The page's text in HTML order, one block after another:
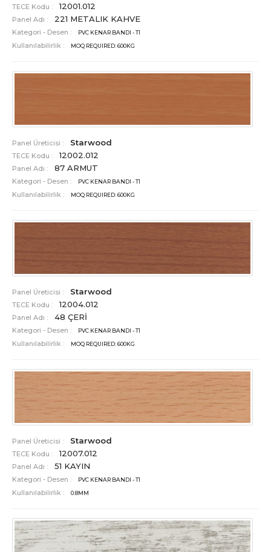
TECE Kodu : 12001.012
Panel Adı : 221 METALIK KAHVE
Kategori - Desen : PVC KENAR BANDI - T1
Kullanılabilirlik : MOQ REQUIRED: 600KG
Panel Üreticisi : Starwood
TECE Kodu : 12002.012
Panel Adı : 87 ARMUT
Kategori - Desen : PVC KENAR BANDI - T1
Kullanılabilirlik : MOQ REQUIRED: 600KG
Panel Üreticisi : Starwood
TECE Kodu : 12004.012
Panel Adı : 48 ÇERİ
Kategori - Desen : PVC KENAR BANDI - T1
Kullanılabilirlik : MOQ REQUIRED: 600KG
Panel Üreticisi : Starwood
TECE Kodu : 12007.012
Panel Adı : 51 KAYIN
Kategori - Desen : PVC KENAR BANDI - T1
Kullanılabilirlik : 0.8MM